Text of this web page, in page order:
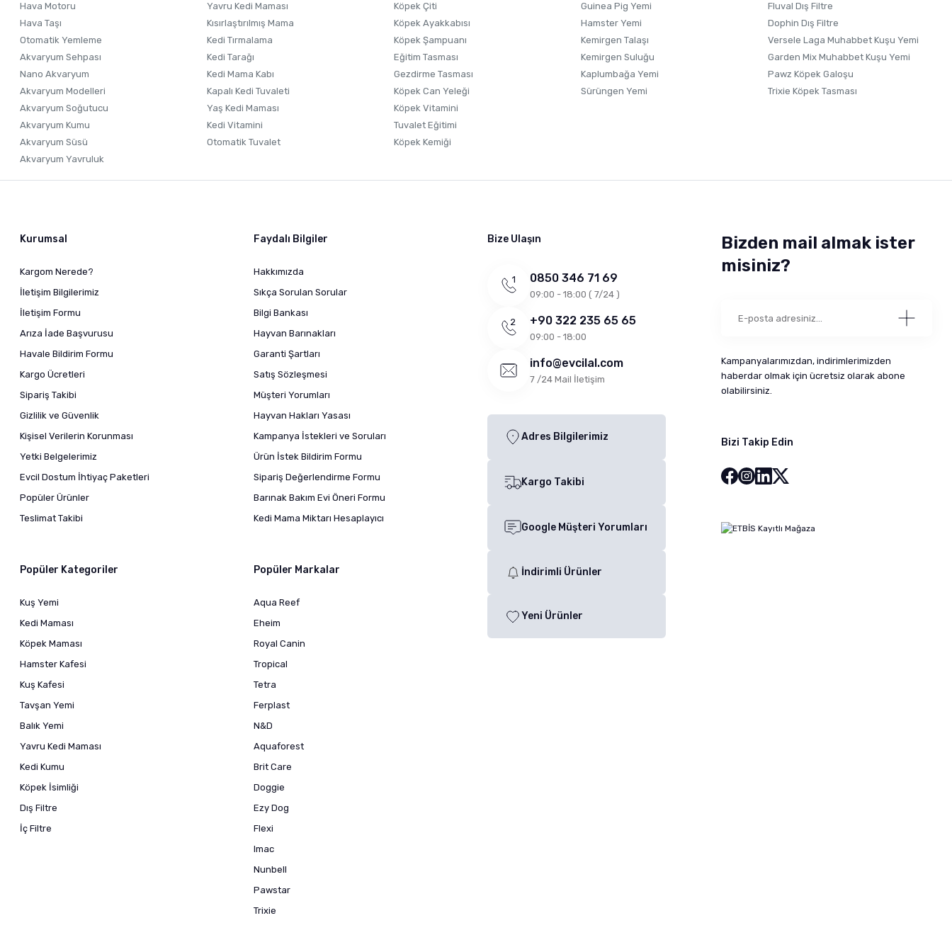
Gönder
Hava Motoru
Hava Taşı
Otomatik Yemleme
Akvaryum Sehpası
Nano Akvaryum
Akvaryum Modelleri
Akvaryum Soğutucu
Akvaryum Kumu
Akvaryum Süsü
Akvaryum Yavruluk
Yavru Kedi Maması
Kısırlaştırılmış Mama
Kedi Tırmalama
Kedi Tarağı
Kedi Mama Kabı
Kapalı Kedi Tuvaleti
Yaş Kedi Maması
Kedi Vitamini
Otomatik Tuvalet
Köpek Çiti
Köpek Ayakkabısı
Köpek Şampuanı
Eğitim Tasması
Gezdirme Tasması
Köpek Can Yeleği
Köpek Vitamini
Tuvalet Eğitimi
Köpek Kemiği
Guinea Pig Yemi
Hamster Yemi
Kemirgen Talaşı
Kemirgen Suluğu
Kaplumbağa Yemi
Sürüngen Yemi
Fluval Dış Filtre
Dophin Dış Filtre
Versele Laga Muhabbet Kuşu Yemi
Garden Mix Muhabbet Kuşu Yemi
Pawz Köpek Galoşu
Trixie Köpek Tasması
Kurumsal
Kargom Nerede?
İletişim Bilgilerimiz
İletişim Formu
Arıza İade Başvurusu
Havale Bildirim Formu
Kargo Ücretleri
Sipariş Takibi
Gizlilik ve Güvenlik
Kişisel Verilerin Korunması
Yetki Belgelerimiz
Evcil Dostum İhtiyaç Paketleri
Popüler Ürünler
Teslimat Takibi
Faydalı Bilgiler
Hakkımızda
Sıkça Sorulan Sorular
Bilgi Bankası
Hayvan Barınakları
Garanti Şartları
Satış Sözleşmesi
Müşteri Yorumları
Hayvan Hakları Yasası
Kampanya İstekleri ve Soruları
Ürün İstek Bildirim Formu
Sipariş Değerlendirme Formu
Barınak Bakım Evi Öneri Formu
Kedi Mama Miktarı Hesaplayıcı
Popüler Kategoriler
Kuş Yemi
Kedi Maması
Köpek Maması
Hamster Kafesi
Kuş Kafesi
Tavşan Yemi
Balık Yemi
Yavru Kedi Maması
Kedi Kumu
Köpek İsimliği
Dış Filtre
İç Filtre
Popüler Markalar
Aqua Reef
Eheim
Royal Canin
Tropical
Tetra
Ferplast
N&D
Aquaforest
Brit Care
Doggie
Ezy Dog
Flexi
Imac
Nunbell
Pawstar
Trixie
Bize Ulaşın
0850 346 71 69
09:00 - 18:00 ( 7/24 )
+90 322 235 65 65
09:00 - 18:00
info@evcilal.com
7 /24 Mail İletişim
Adres Bilgilerimiz
Kargo Takibi
Google Müşteri Yorumları
İndirimli Ürünler
Yeni Ürünler
Bizden mail almak ister
misiniz?
Kampanyalarımızdan, indirimlerimizden
haberdar olmak için ücretsiz olarak abone
olabilirsiniz.
Bizi Takip Edin